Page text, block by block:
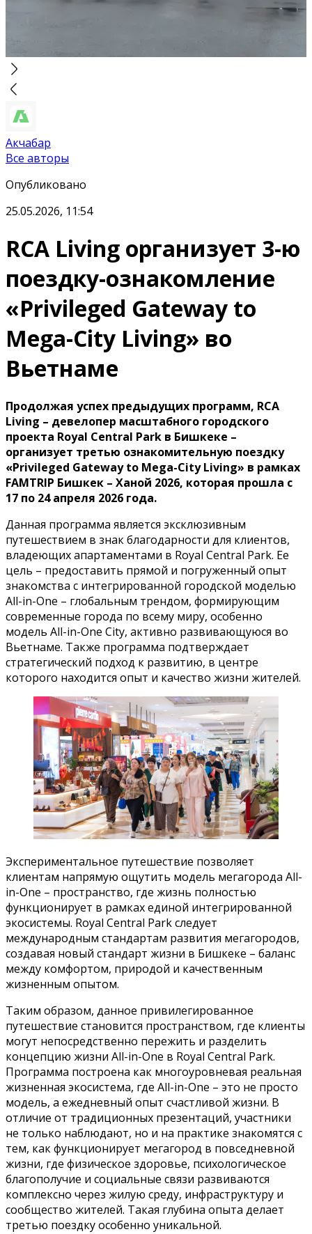
Акчабар
Все авторы
Опубликовано
25.05.2026, 11:54
RCA Living организует 3-ю
поездку-ознакомление
«Privileged Gateway to
Mega-City Living» во
Вьетнаме
Продолжая успех предыдущих программ, RCA
Living – девелопер масштабного городского
проекта Royal Central Park в Бишкеке –
организует третью ознакомительную поездку
«Privileged Gateway to Mega-City Living» в рамках
FAMTRIP Бишкек – Ханой 2026, которая прошла с
17 по 24 апреля 2026 года.
Данная программа является эксклюзивным
путешествием в знак благодарности для клиентов,
владеющих апартаментами в Royal Central Park. Ее
цель – предоставить прямой и погруженный опыт
знакомства с интегрированной городской моделью
All-in-One – глобальным трендом, формирующим
современные города по всему миру, особенно
модель All-in-One City, активно развивающуюся во
Вьетнаме. Также программа подтверждает
стратегический подход к развитию, в центре
которого находится опыт и качество жизни жителей.
Экспериментальное путешествие позволяет
клиентам напрямую ощутить модель мегагорода All-
in-One – пространство, где жизнь полностью
функционирует в рамках единой интегрированной
экосистемы. Royal Central Park следует
международным стандартам развития мегагородов,
создавая новый стандарт жизни в Бишкеке – баланс
между комфортом, природой и качественным
жизненным опытом.
Таким образом, данное привилегированное
путешествие становится пространством, где клиенты
могут непосредственно пережить и разделить
концепцию жизни All-in-One в Royal Central Park.
Программа построена как многоуровневая реальная
жизненная экосистема, где All-in-One – это не просто
модель, а ежедневный опыт счастливой жизни. В
отличие от традиционных презентаций, участники
не только наблюдают, но и на практике знакомятся с
тем, как функционирует мегагород в повседневной
жизни, где физическое здоровье, психологическое
благополучие и социальные связи развиваются
комплексно через жилую среду, инфраструктуру и
сообщество жителей. Такая глубина опыта делает
третью поездку особенно уникальной.